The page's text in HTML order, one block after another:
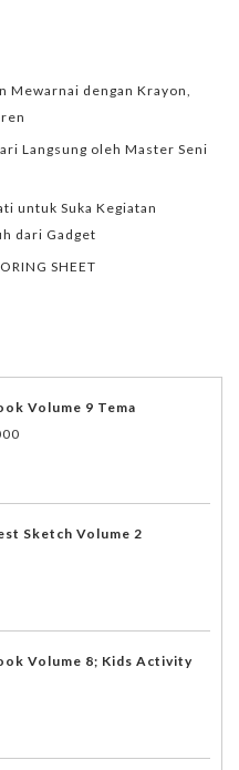
Mewarnai dengan Krayon,
Langsung oleh Master Seni
untuk Suka Kegiatan
dari Gadget
SHEET
Volume 9 Tema
Sketch Volume 2
Volume 8; Kids Activity